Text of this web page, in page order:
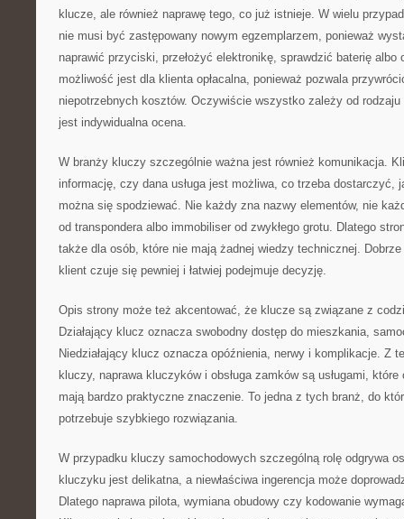
klucze, ale również naprawę tego, co już istnieje. W wielu
nie musi być zastępowany nowym egzemplarzem, ponieważ
naprawić przyciski, przełożyć elektronikę, sprawdzić baterię albo
możliwość jest dla klienta opłacalna, ponieważ pozwala
niepotrzebnych kosztów. Oczywiście wszystko zależy od
jest indywidualna ocena.
W branży kluczy szczególnie ważna jest również komunikacja.
informację, czy dana usługa jest możliwa, co trzeba dostarczyć,
można się spodziewać. Nie każdy zna nazwy elementów, nie
od transpondera albo immobiliser od zwykłego grotu. Dlatego
także dla osób, które nie mają żadnej wiedzy technicznej. Dobrze
klient czuje się pewniej i łatwiej podejmuje decyzję.
Opis strony może też akcentować, że klucze są związane z
Działający klucz oznacza swobodny dostęp do mieszkania,
Niedziałający klucz oznacza opóźnienia, nerwy i komplikacje. Z
kluczy, naprawa kluczyków i obsługa zamków są usługami,
mają bardzo praktyczne znaczenie. To jedna z tych branż, do
potrzebuje szybkiego rozwiązania.
W przypadku kluczy samochodowych szczególną rolę odgrywa
kluczyku jest delikatna, a niewłaściwa ingerencja może
Dlatego naprawa pilota, wymiana obudowy czy kodowanie